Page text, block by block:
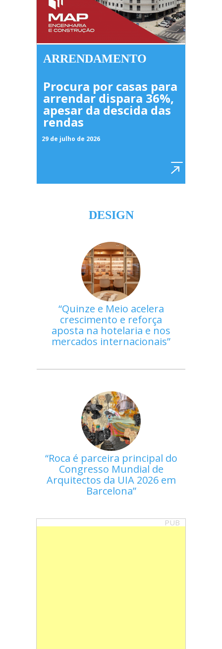
ARRENDAMENTO
Procura por casas para
arrendar dispara 36%,
apesar da descida das
rendas
29 de julho de 2026
DESIGN
Quinze e Meio acelera
crescimento e reforça
aposta na hotelaria e nos
mercados internacionais
Roca é parceira principal do
Congresso Mundial de
Arquitectos da UIA 2026 em
Barcelona
PUB